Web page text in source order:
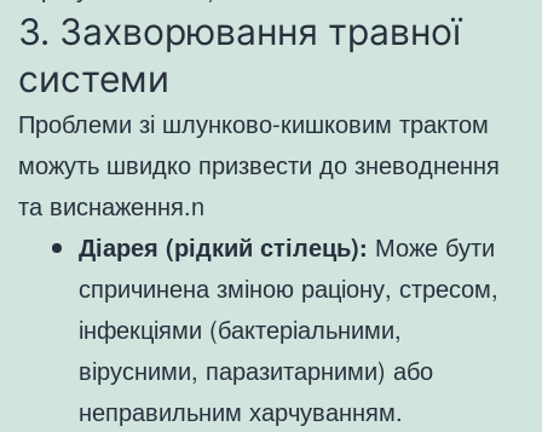
3. Захворювання травної
системи
Проблеми зі шлунково-кишковим трактом
можуть швидко призвести до зневоднення
та виснаження.n
Діарея (рідкий стілець): Може бути
спричинена зміною раціону, стресом,
інфекціями (бактеріальними,
вірусними, паразитарними) або
неправильним харчуванням.